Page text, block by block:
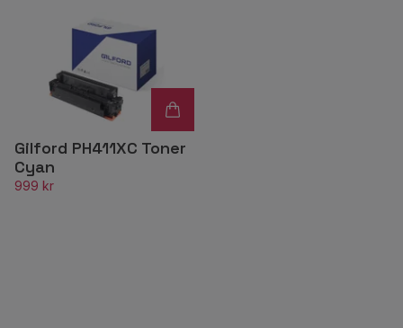
Gilford PH411XC Toner
Cyan
999 kr